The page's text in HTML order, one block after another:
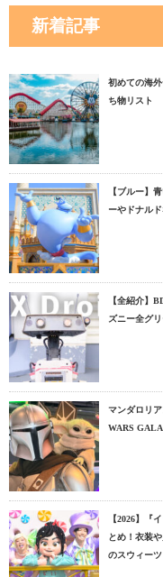
新着記事
初めての海
ち物リスト
【ブルー】
ーやドナル
【全紹介】
ズニー全グ
マンダロリ
WARS
【2026】『
とめ！衣装
のスウィー